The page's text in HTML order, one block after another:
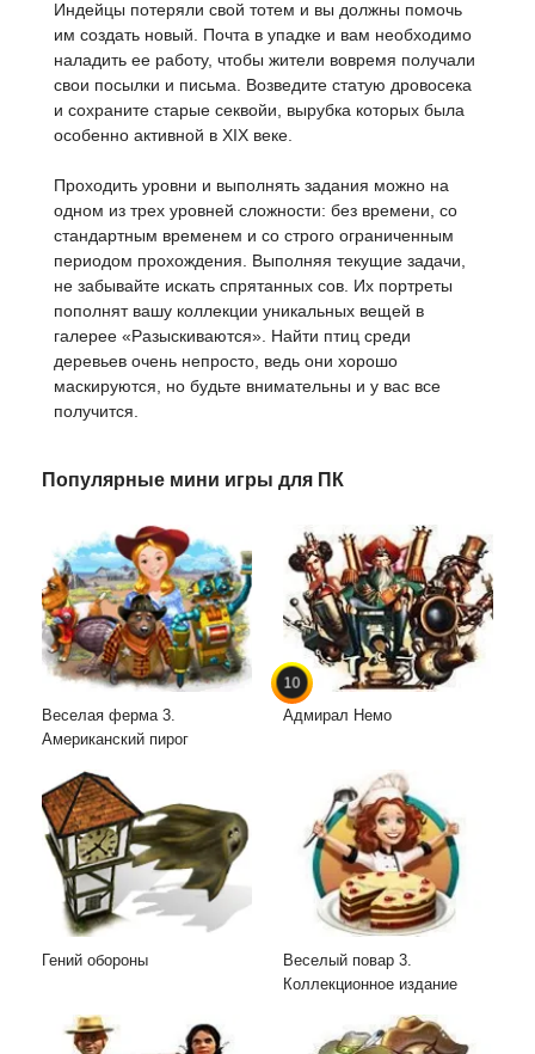
Индейцы потеряли свой тотем и вы должны помочь
им создать новый. Почта в упадке и вам необходимо
наладить ее работу, чтобы жители вовремя получали
свои посылки и письма. Возведите статую дровосека
и сохраните старые секвойи, вырубка которых была
особенно активной в XIX веке.
Проходить уровни и выполнять задания можно на
одном из трех уровней сложности: без времени, со
стандартным временем и со строго ограниченным
периодом прохождения. Выполняя текущие задачи,
не забывайте искать спрятанных сов. Их портреты
пополнят вашу коллекции уникальных вещей в
галерее «Разыскиваются». Найти птиц среди
деревьев очень непросто, ведь они хорошо
маскируются, но будьте внимательны и у вас все
получится.
Популярные мини игры для ПК
Веселая ферма 3.
Американский пирог
10
Адмирал Немо
Гений обороны
Веселый повар 3.
Коллекционное издание